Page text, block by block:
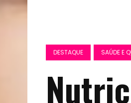
DESTAQUE SAÚDE E